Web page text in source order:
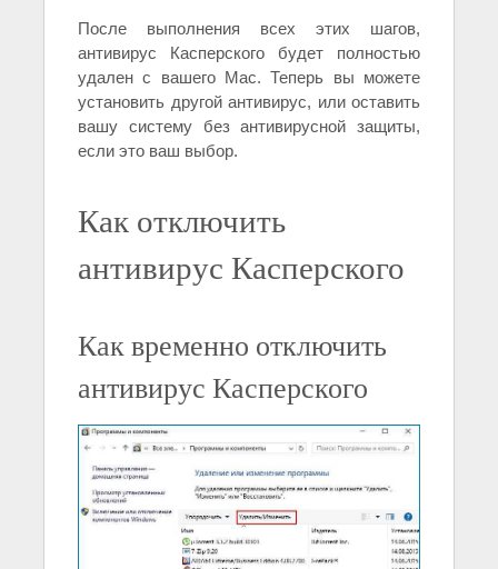
После выполнения всех этих шагов,
антивирус Касперского будет полностью
удален с вашего Mac. Теперь вы можете
установить другой антивирус, или оставить
вашу систему без антивирусной защиты,
если это ваш выбор.
Как отключить
антивирус Касперского
Как временно отключить
антивирус Касперского